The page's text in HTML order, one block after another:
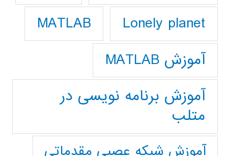
Lonely planet
MATLAB
آموزش MATLAB
آموزش برنامه نویسی در
متلب
آموزش شبکه عصبی مقدماتی